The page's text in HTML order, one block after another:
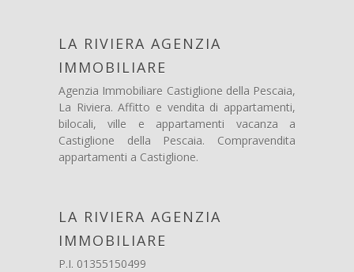
LA RIVIERA AGENZIA
IMMOBILIARE
Agenzia Immobiliare Castiglione della Pescaia,
La Riviera. Affitto e vendita di appartamenti,
bilocali, ville e appartamenti vacanza a
Castiglione della Pescaia. Compravendita
appartamenti a Castiglione.
LA RIVIERA AGENZIA
IMMOBILIARE
P.I. 01355150499